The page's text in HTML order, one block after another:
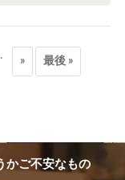
» 最後 »
かご不安なもの